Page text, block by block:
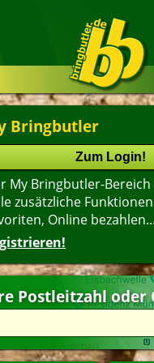
Bringbutler
My Bringbutler-
zusätzliche
Online bezahlen...
Postleitzahl oder